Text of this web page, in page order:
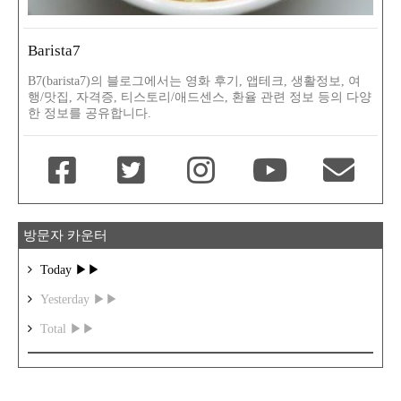
Barista7
B7(barista7)의 블로그에서는 영화 후기, 앱테크, 생활정보, 여
행/맛집, 자격증, 티스토리/애드센스, 환율 관련 정보 등의 다양
한 정보를 공유합니다.
방문자 카운터
Today ▶▶
Yesterday ▶▶
Total ▶▶